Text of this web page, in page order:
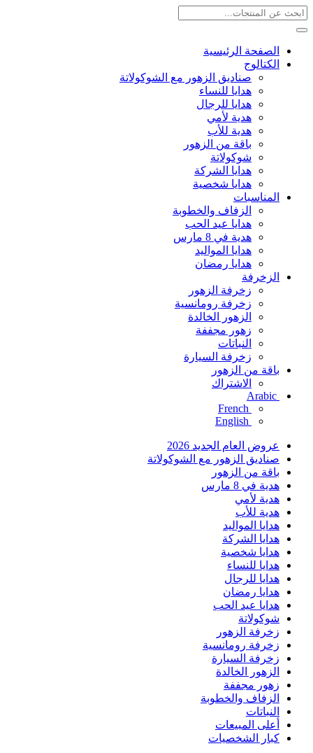
الصفحة الرئيسية
الكتالوج
صناديق الزهور مع الشوكولاتة
هدايا للنساء
هدايا للرجال
هدية لأمي
هدية للأب
باقة من الزهور
شوكولاتة
هدايا الشركة
هدايا شخصية
المناسبات
الزفاف والخطوبة
هدايا عيد الحب
هدية في 8 مارس
هدايا المواليد
هدايا رمضان
الزخرفة
زخرفة الزهور
زخرفة رومانسية
الزهور الخالدة
زهور مجففة
النباتات
زخرفة السيارة
باقة من الزهور
الاشتراك
Arabic
French
English
عروض العام الجديد 2026
صناديق الزهور مع الشوكولاتة
باقة من الزهور
هدية في 8 مارس
هدية لأمي
هدية للأب
هدايا المواليد
هدايا الشركة
هدايا شخصية
هدايا للنساء
هدايا للرجال
هدايا رمضان
هدايا عيد الحب
شوكولاتة
زخرفة الزهور
زخرفة رومانسية
زخرفة السيارة
الزهور الخالدة
زهور مجففة
الزفاف والخطوبة
النباتات
أعلى المبيعات
كبار الشخصيات